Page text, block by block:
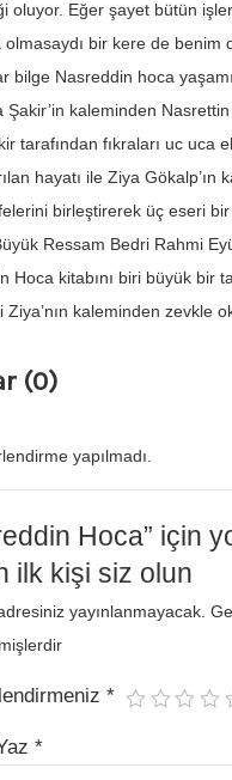
oluyor. Eğer şayet bütün
bir kere de benim
bilge Nasreddin hoca
kaleminden Nasrettin
tarafından fıkraları uc uca
hayatı ile Ziya Gökalp’ın
birleştirerek üç eseri
Ressam Bedri Rahmi
Hoca kitabını biri büyük bir
kaleminden zevkle
(0)
yapılmadı.
Hoca” için
ilk kişi siz olun
yayınlanmayacak.
*
*